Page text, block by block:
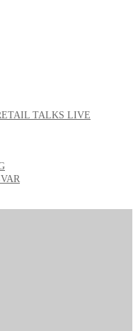
TALKS LIVE